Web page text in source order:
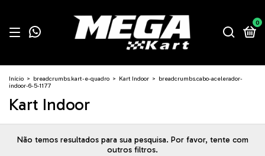
0
Início > breadcrumbs.kart-e-quadro > Kart Indoor > breadcrumbs.cabo-acelerador-
indoor-6-5-1177
Kart Indoor
Não temos resultados para sua pesquisa. Por favor, tente com
outros filtros.